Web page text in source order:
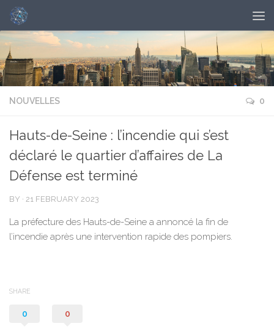
NOUVELLES 0
Hauts-de-Seine : l’incendie qui s’est
déclaré le quartier d’affaires de La
Défense est terminé
BY · 21 FEBRUARY 2023
La préfecture des Hauts-de-Seine a annoncé la fin de
l’incendie après une intervention rapide des pompiers.
SHARE
0 0